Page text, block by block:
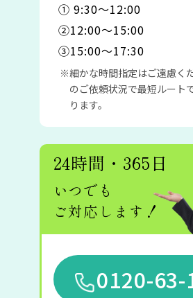
① 9:30〜12:00
②12:00〜15:00
③15:00〜17:30
細かな時間指定はご遠慮く
のご依頼状況で最短ルート
ります。
24時間・365日
いつでも
ご対応します！
0120-63-